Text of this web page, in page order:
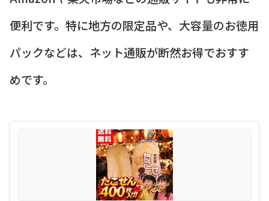
便利です。特に地方の限定品や、大容量のお徳用
パックなどは、ネット通販が断然お得でおすす
めです。